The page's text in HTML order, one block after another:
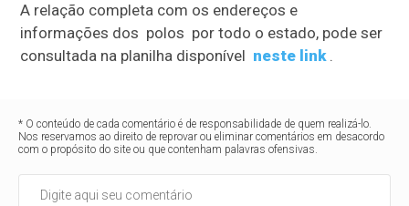
A relação completa com os endereços e
informações dos polos por todo o estado, pode ser
consultada na planilha disponível neste link.
* O conteúdo de cada comentário é de responsabilidade de quem realizá-lo.
Nos reservamos ao direito de reprovar ou eliminar comentários em desacordo
com o propósito do site ou que contenham palavras ofensivas.